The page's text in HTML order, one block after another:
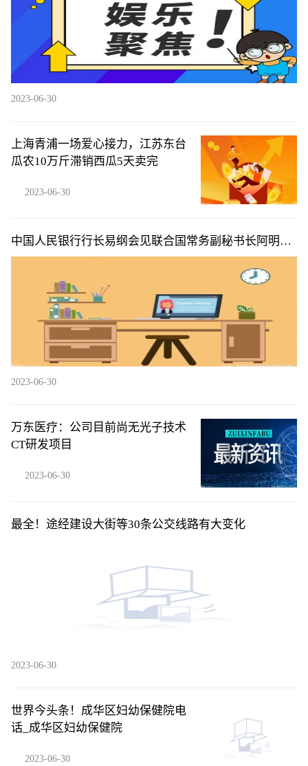
2023-06-30
上海青浦一场爱心接力，江苏东台
瓜农10万斤滞销西瓜5天卖完
2023-06-30
中国人民银行行长易纲会见联合国常务副秘书长阿明娜·
穆罕默德|天天简讯
2023-06-30
万东医疗：公司目前尚无光子技术
CT研发项目
2023-06-30
最全！途经建设大街等30条公交线路有大变化
2023-06-30
世界今头条！成华区妇幼保健院电
话_成华区妇幼保健院
2023-06-30